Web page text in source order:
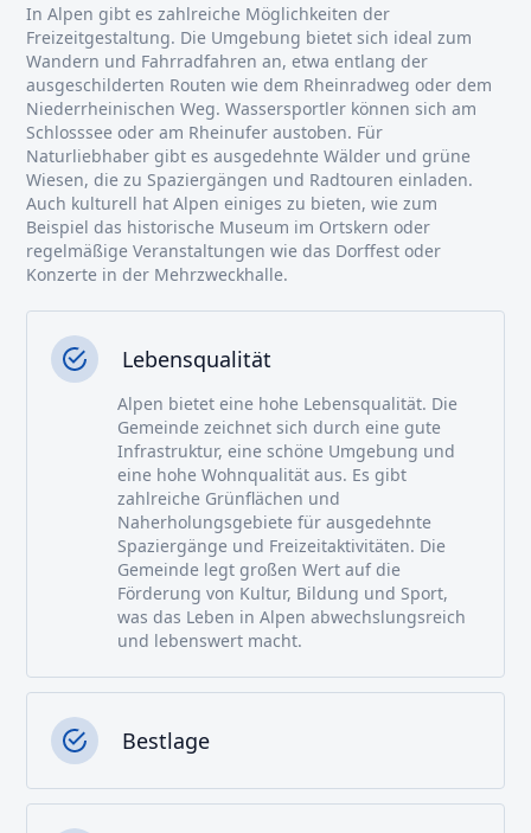
In Alpen gibt es zahlreiche Möglichkeiten der
Freizeitgestaltung. Die Umgebung bietet sich ideal zum
Wandern und Fahrradfahren an, etwa entlang der
ausgeschilderten Routen wie dem Rheinradweg oder dem
Niederrheinischen Weg. Wassersportler können sich am
Schlosssee oder am Rheinufer austoben. Für
Naturliebhaber gibt es ausgedehnte Wälder und grüne
Wiesen, die zu Spaziergängen und Radtouren einladen.
Auch kulturell hat Alpen einiges zu bieten, wie zum
Beispiel das historische Museum im Ortskern oder
regelmäßige Veranstaltungen wie das Dorffest oder
Konzerte in der Mehrzweckhalle.
Lebensqualität
Alpen bietet eine hohe Lebensqualität. Die
Gemeinde zeichnet sich durch eine gute
Infrastruktur, eine schöne Umgebung und
eine hohe Wohnqualität aus. Es gibt
zahlreiche Grünflächen und
Naherholungsgebiete für ausgedehnte
Spaziergänge und Freizeitaktivitäten. Die
Gemeinde legt großen Wert auf die
Förderung von Kultur, Bildung und Sport,
was das Leben in Alpen abwechslungsreich
und lebenswert macht.
Bestlage